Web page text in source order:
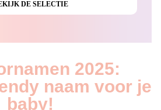
2025:
naam voor je
baby!